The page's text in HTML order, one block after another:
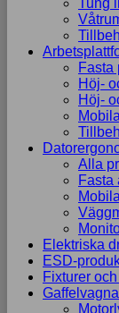
Tung
Fasta
Höj-
Höj-
Alla
Fasta
Elektriska
ESD-
Fixturer